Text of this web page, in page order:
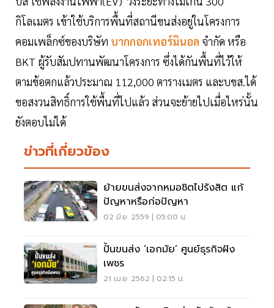
กิโลเมตร เข้าใช้บริการพื้นที่สถานีขนส่งอยู่ในโครงการ
คอมเพล็กซ์ของบริษัท บากกอกเทอร์มินอล จำกัด หรือ
BKT ผู้รับสัมปทานพัฒนาโครงการ ซึ่งได้กันพื้นที่ไว้ให้
ตามข้อตกแล้วประมาณ 112,000 ตารางเมตร และบขส.ได้
ขอสงวนสิทธิ์การใช้พื้นที่ไปแล้ว ส่วนจะย้ายไปเมื่อไหร่นั้น
ยังตอบไม่ได้
ข่าวที่เกี่ยวข้อง
ย้ายขนส่งจากหมอชิตไปรังสิต แก้
ปัญหาหรือก่อปัญหา
02 มิ.ย. 2559 | 05:00 น.
ปั้นขนส่ง ‘เอกมัย’ ศูนย์ธุรกิจฝัง
เพชร
21 เม.ย. 2562 | 02:15 น.